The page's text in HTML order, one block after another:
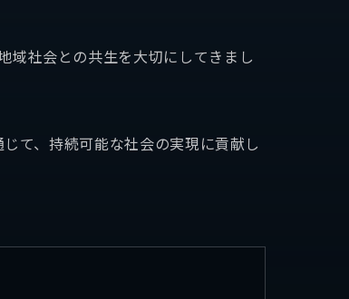
域社会との共生を大切にしてきまし
て、持続可能な社会の実現に貢献し